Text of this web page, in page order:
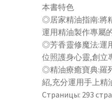
本書特色
◎居家精油指南:將
運用精油製作專屬
◎芳香靈修魔法:運
位照護身心靈,創立
◎精油療癒寶典:羅
紹,充分運用手上精
Страницы: 293